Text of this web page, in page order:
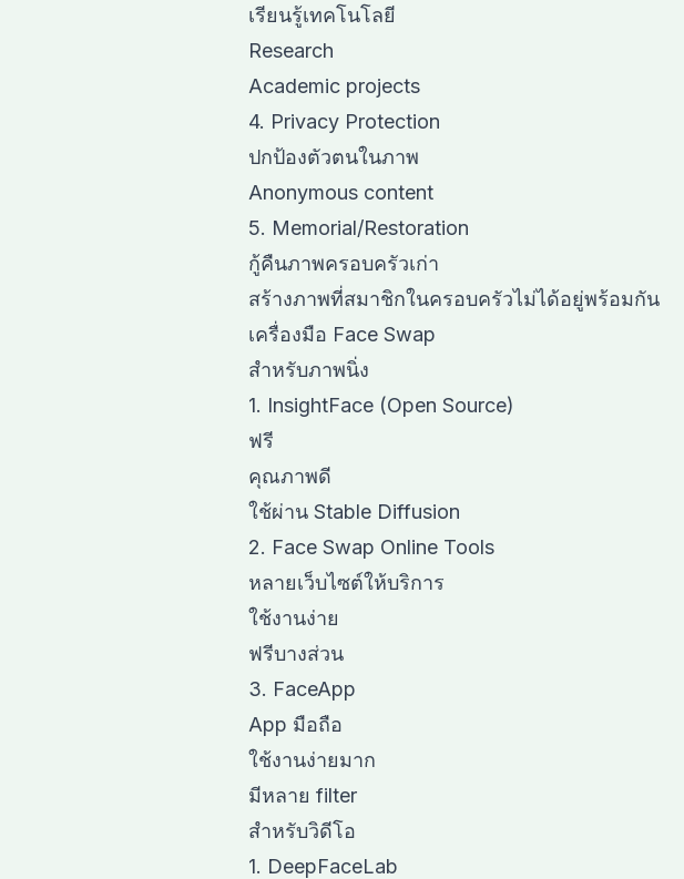
เรียนรู้เทคโนโลยี
Research
Academic projects
4. Privacy Protection
ปกป้องตัวตนในภาพ
Anonymous content
5. Memorial/Restoration
กู้คืนภาพครอบครัวเก่า
สร้างภาพที่สมาชิกในครอบครัวไม่ได้อยู่พร้อมกัน
เครื่องมือ Face Swap
สำหรับภาพนิ่ง
1. InsightFace (Open Source)
ฟรี
คุณภาพดี
ใช้ผ่าน Stable Diffusion
2. Face Swap Online Tools
หลายเว็บไซต์ให้บริการ
ใช้งานง่าย
ฟรีบางส่วน
3. FaceApp
App มือถือ
ใช้งานง่ายมาก
มีหลาย filter
สำหรับวิดีโอ
1. DeepFaceLab